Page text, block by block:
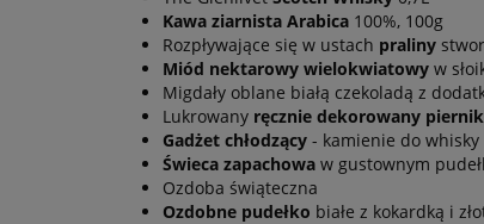
Kawa ziarnista Arabica 100%, 100g
Rozpływające się w ustach praliny
Miód nektarowy wielokwiatowy w
Migdały oblane białą czekoladą z
Lukrowany ręcznie dekorowany piernik
Gadżet chłodzący - kamienie do whisky
Świeca zapachowa w gustownym
Ozdoba świąteczna
Ozdobne pudełko białe z kokardką i